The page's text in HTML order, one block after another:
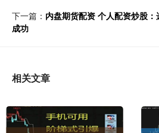
下一篇： 内盘期货配资 个人配资炒股
成功
相关文章